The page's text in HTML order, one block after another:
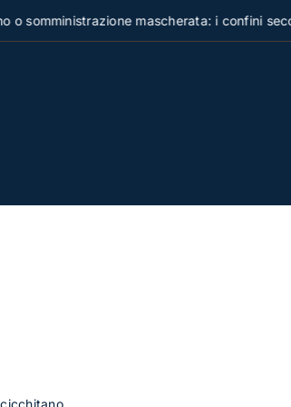
mascherata: i confini secondo